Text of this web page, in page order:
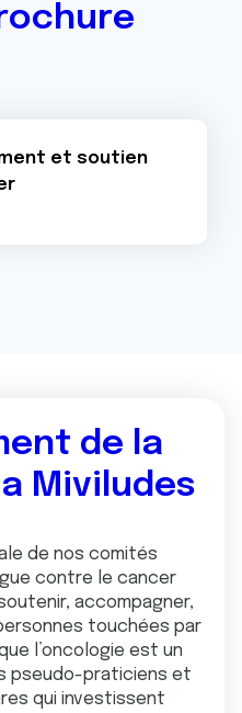
et soutien
de la
Miviludes
de nos comités
contre le cancer
accompagner,
touchées par
l’oncologie est un
pseudo-praticiens et
qui investissent